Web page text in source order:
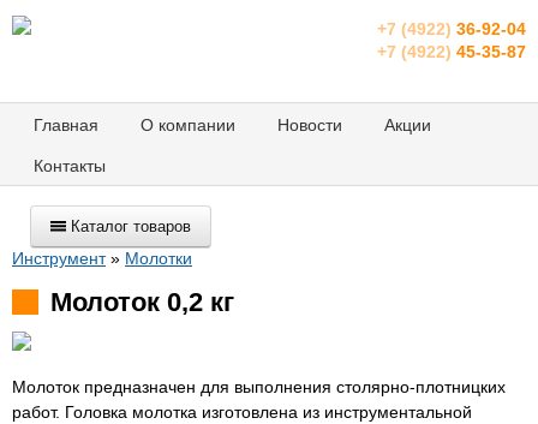
+7 (4922) 36-92-04
+7 (4922) 45-35-87
Главная О компании Новости Акции
Контакты
Каталог товаров
Инструмент» Молотки
Молоток 0,2 кг
Молоток предназначен для выполнения столярно-плотницких
работ. Головка молотка изготовлена из инструментальной